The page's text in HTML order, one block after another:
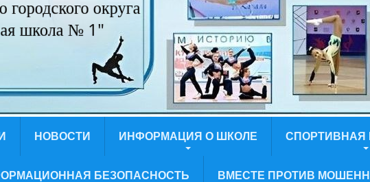
НОВОСТИ ИНФОРМАЦИЯ О ШКОЛЕ СПОРТИВНАЯ
БЕЗОПАСНОСТЬ ВМЕСТЕ ПРОТИВ